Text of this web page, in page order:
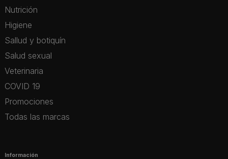
Nutrición
Higiene
Sallud y botiquín
Salud sexual
Veterinaria
COVID 19
Promociones
Todas las marcas
Información